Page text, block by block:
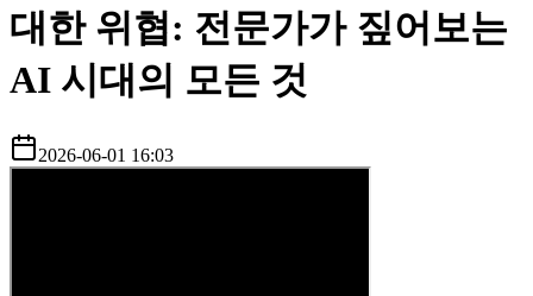
대한 위협: 전문가가 짚어보는
AI 시대의 모든 것
2026-06-01 16:03